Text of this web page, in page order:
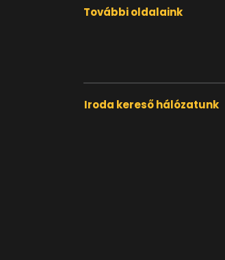
További oldalaink
Iroda kereső hálózatunk